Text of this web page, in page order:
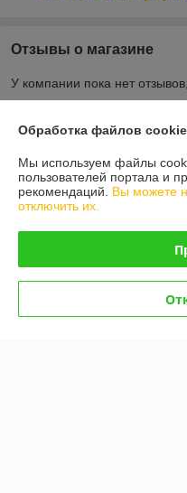
Отзывы о магазине
У компании пока нет
О нас
Контакты
График работы
Обработка файлов cookie
Мы используем файлы
пользователей портала и
рекомендаций. Вы можете
отключить их.